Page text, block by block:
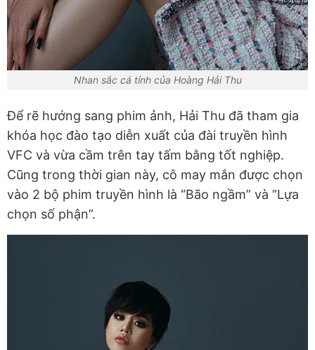
Nhan sắc cá tính của Hoàng Hải Thu
Để rẽ hướng sang phim ảnh, Hải Thu đã tham gia
khóa học đào tạo diễn xuất của đài truyền hình
VFC và vừa cầm trên tay tấm bằng tốt nghiệp.
Cũng trong thời gian này, cô may mắn được chọn
vào 2 bộ phim truyền hình là “Bão ngầm” và “Lựa
chọn số phận”.